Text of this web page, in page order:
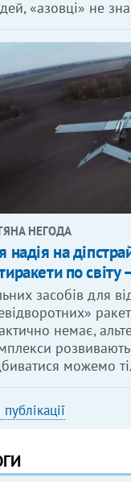
«азовці» не
НЕГОДА
надія на
по
засобів для
немає,
можемо
публікації